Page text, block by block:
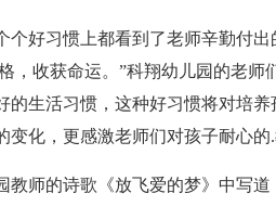
好习惯上都看到了老师辛勤付出
，收获命运。”科翔幼儿园的老
的生活习惯，这种好习惯将对培
化，更感激老师们对孩子耐心的.
教师的诗歌《放飞爱的梦》中写道